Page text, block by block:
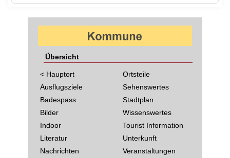
Übersicht
< Hauptort
Ausflugsziele
Badespass
Bilder
Indoor
Literatur
Nachrichten
Ortsteile
Sehenswertes
Stadtplan
Wissenswertes
Tourist Information
Unterkunft
Veranstaltungen